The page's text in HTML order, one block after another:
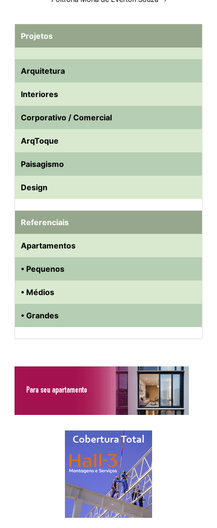
Projetos
Arquitetura
Interiores
Corporativo / Comercial
ArqToque
Paisagismo
Design
Referenciais
Apartamentos
• Pequenos
• Médios
• Grandes